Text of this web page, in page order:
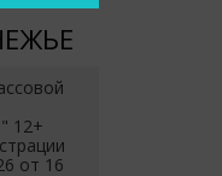
12+
от 16